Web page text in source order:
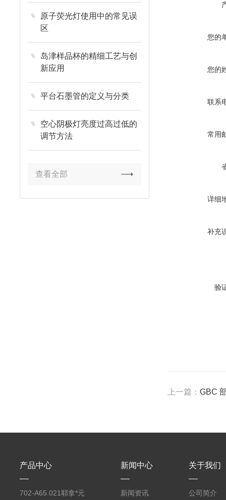
原子荧光灯使用中的常见误
区
岛津样品杯的精细工艺与创
新应用
平台石墨管的定义与分类
空心阴极灯亮度过高过低的
调节方法
查看全部
您的
您的
联系
常用
详细
补充
验
上一篇：GBC
产品中心
702-A65.021耶拿*元
新闻中心
新闻资讯
关于我们
公司简介